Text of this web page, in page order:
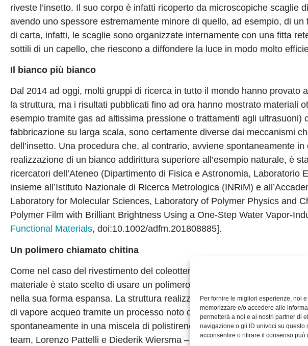
Per fornire le migliori esperienze, noi
memorizzare e/o accedere alle
permetterà a noi e ai nostri partner di
navigazione o gli ID univoci su questo
acconsentire o ritirare il consenso
riveste l’insetto. Il suo corpo è infatti ricoperto da microscopiche scaglie
avendo uno spessore estremamente minore di quello, ad esempio, di
di carta, infatti, le scaglie sono organizzate internamente con una fitta
sottili di un capello, che riescono a diffondere la luce in modo molto
Il bianco più bianco
Dal 2014 ad oggi, molti gruppi di ricerca in tutto il mondo hanno provato
la struttura, ma i risultati pubblicati fino ad ora hanno mostrato materiali
esempio tramite gas ad altissima pressione o trattamenti agli ultrasuoni)
fabbricazione su larga scala, sono certamente diverse dai meccanismi
dell’insetto. Una procedura che, al contrario, avviene spontaneamente
realizzazione di un bianco addirittura superiore all’esempio naturale, è
ricercatori dell’Ateneo (Dipartimento di Fisica e Astronomia, Laboratorio
insieme all’Istituto Nazionale di Ricerca Metrologica (INRiM) e
Laboratory for Molecular Sciences, Laboratory of Polymer Physics and
Polymer Film with Brilliant Brightness Using a One-Step Water Vapor-
Functional Materials, doi:10.1002/adfm.201808885].
Un polimero chiamato chitina
Come nel caso del rivestimento del coleottero, che è composto da un
materiale è stato scelto di usare un polimero – il polistirene – più
nella sua forma espansa. La struttura realizzata dai ricercatori è ottenuta
di vapore acqueo tramite un processo noto come “separazione di fase”,
spontaneamente in una miscela di polistirene dissolto e acqua. “Per
team, Lorenzo Pattelli e Diederik Wiersma – può essere utile pensare